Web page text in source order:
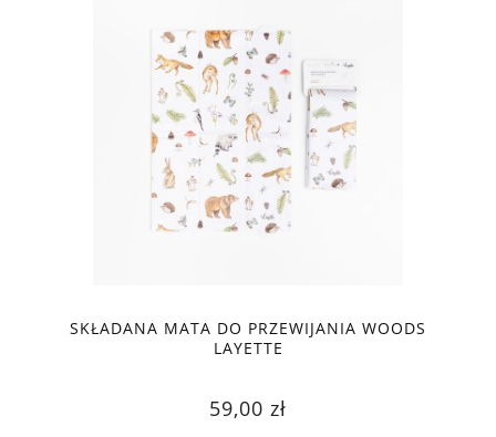
SKŁADANA MATA DO PRZEWIJANIA WOODS
LAYETTE
59,00 zł